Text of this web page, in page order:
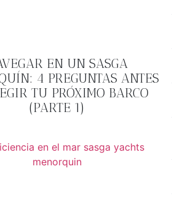
EN UN SASGA
4 PREGUNTAS ANTES
TU PRÓXIMO BARCO
(PARTE 1)